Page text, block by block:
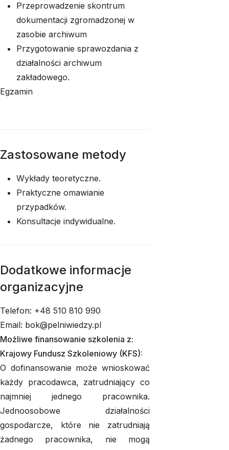
Przeprowadzenie skontrum
dokumentacji zgromadzonej w
zasobie archiwum
Przygotowanie sprawozdania z
działalności archiwum
zakładowego.
Egzamin
Zastosowane metody
Wykłady teoretyczne.
Praktyczne omawianie
przypadków.
Konsultacje indywidualne.
Dodatkowe informacje
organizacyjne
Telefon: +48 510 810 990
Email: bok@pelniwiedzy.pl
Możliwe finansowanie szkolenia z:
Krajowy Fundusz Szkoleniowy (KFS):
O dofinansowanie może wnioskować
każdy pracodawca, zatrudniający co
najmniej jednego pracownika.
Jednoosobowe działalności
gospodarcze, które nie zatrudniają
żadnego pracownika, nie mogą